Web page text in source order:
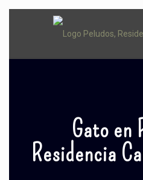
Gato en
Residencia